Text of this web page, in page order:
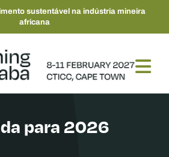
sustentável na indústria mineira
africana
para 2026